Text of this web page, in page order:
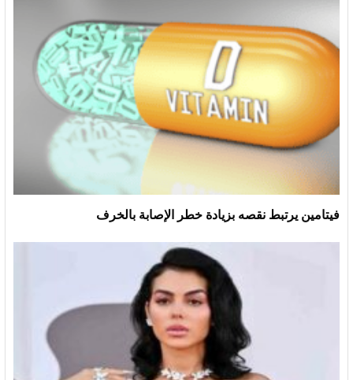
فيتامين يرتبط نقصه بزيادة خطر الإصابة بالخرف